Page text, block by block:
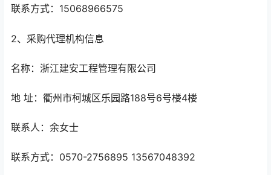
联系方式：15068966575
2、采购代理机构信息
名称：浙江建安工程管理有限公司
地 址：衢州市柯城区乐园路188号6号楼4楼
联系人：余女士
联系方式：0570-2756895 13567048392